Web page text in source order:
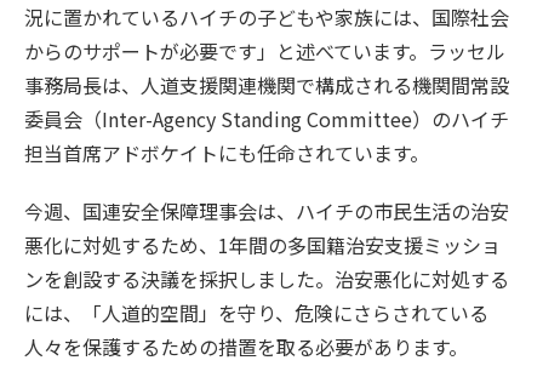
況に置かれているハイチの子どもや家族には、国際社会
からのサポートが必要です」と述べています。ラッセル
事務局長は、人道支援関連機関で構成される機関間常設
委員会（Inter-Agency Standing Committee）のハイチ
担当首席アドボケイトにも任命されています。
今週、国連安全保障理事会は、ハイチの市民生活の治安
悪化に対処するため、1年間の多国籍治安支援ミッショ
ンを創設する決議を採択しました。治安悪化に対処する
には、「人道的空間」を守り、危険にさらされている
人々を保護するための措置を取る必要があります。